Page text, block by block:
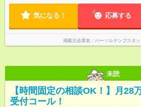
気になる！ 応募する
掲載元企業名 パーソルテンプスタ
未読
【時間固定の相談OK！】月28
受付コール！